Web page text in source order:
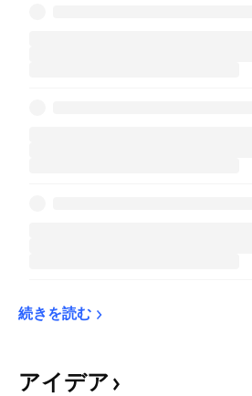
続きを読む
アイデア